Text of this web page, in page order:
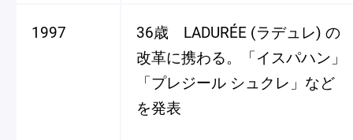
ショッピングバッグ
1997
36歳 LADURÉE (ラデュレ) の
改革に携わる。「イスパハン」
「プレジール シュクレ」など
を発表